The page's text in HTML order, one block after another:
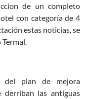
de un completo
con categoría de 4
estas noticias, se
del plan de mejora
derriban las antiguas